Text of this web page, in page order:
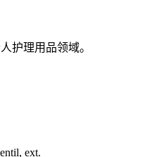
护理用品领域。
ext.